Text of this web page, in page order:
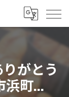
がとう
町...